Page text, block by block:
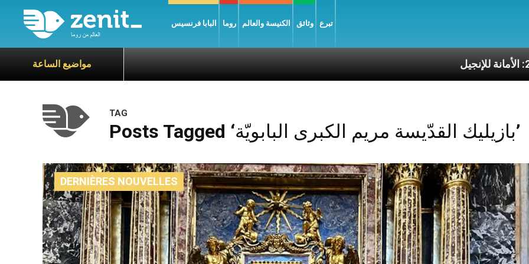
البابا فرنسيس روما الكنيسة والعالم وثائق تبرع
مواضيع الساعة للإنجيل
TAG
Posts Tagged ‘بازيليك القدّيسة مريم الكبرى البابويّة’
DERNIÈRES NOUVELLES